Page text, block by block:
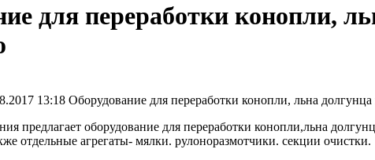
для переработки конопли,
13:18 Оборудование для переработки конопли, льна
предлагает оборудование для переработки конопли,льна
отдельные агрегаты- мялки. рулоноразмотчики. секции очистки.